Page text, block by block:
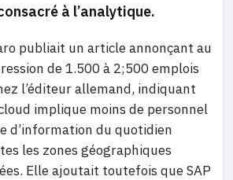
à l’analytique.
publiait un article annonçant au
de 1.500 à 2;500 emplois
l’éditeur allemand, indiquant
implique moins de personnel
d’information du quotidien
les zones géographiques
Elle ajoutait toutefois que SAP